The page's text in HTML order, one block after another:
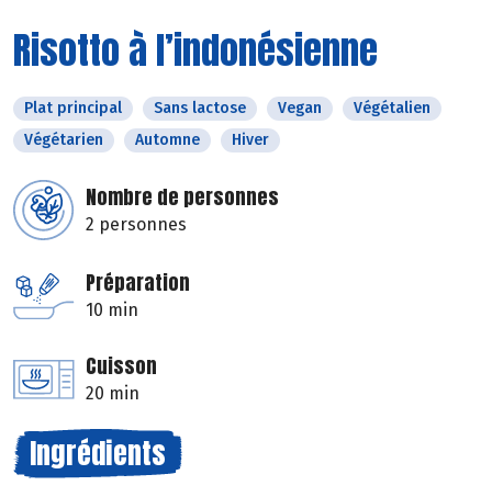
Risotto à l’indonésienne
Plat principal Sans lactose Vegan
Végétalien
Végétarien
Automne Hiver
Nombre de personnes
2 personnes
Préparation
10 min
Cuisson
20 min
Ingrédients